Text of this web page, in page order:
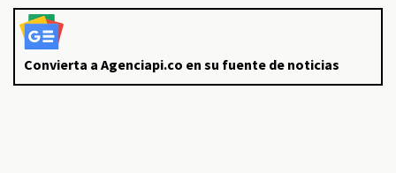
Convierta a Agenciapi.co en su fuente de noticias